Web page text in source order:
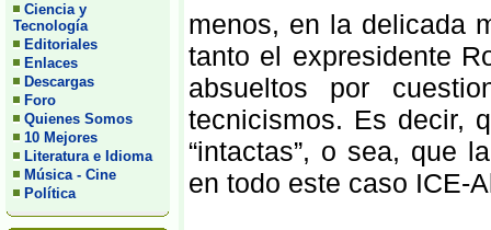
Ciencia y
Tecnología
Editoriales
Enlaces
Descargas
Foro
Quienes Somos
10 Mejores
Literatura e Idioma
Música - Cine
Política
menos, en la delicada
tanto el expresidente
absueltos por
tecnicismos. Es decir,
“intactas”, o sea, que
en todo este caso ICE-